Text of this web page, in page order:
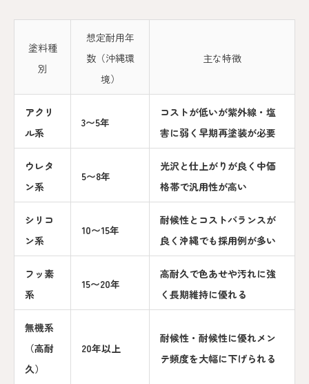
塗料種
別
想定耐用年
数（沖縄環
境）
主な特徴
アクリ
ル系
3〜5年
コストが低いが紫外線・塩
害に弱く早期再塗装が必要
ウレタ
ン系
5〜8年
光沢と仕上がりが良く中価
格帯で汎用性が高い
シリコ
ン系
10〜15年
耐候性とコストバランスが
良く沖縄でも採用例が多い
フッ素
系
15〜20年
高耐久で色あせや汚れに強
く長期維持に優れる
無機系
（高耐
久）
20年以上
耐候性・耐候性に優れメン
テ頻度を大幅に下げられる